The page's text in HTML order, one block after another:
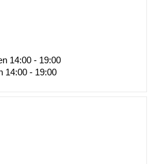
14:00 - 19:00
14:00 - 19:00